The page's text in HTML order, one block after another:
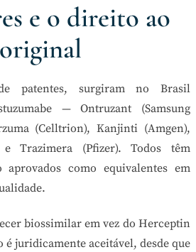
e o direito ao
patentes, surgiram no Brasil
— Ontruzant (Samsung
(Celltrion), Kanjinti (Amgen),
e Trazimera (Pfizer). Todos têm
como equivalentes em
biossimilar em vez do Herceptin
juridicamente aceitável, desde que